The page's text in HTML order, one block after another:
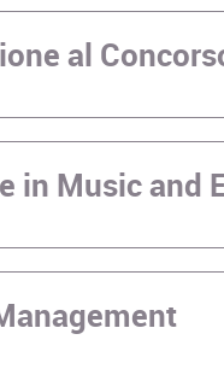
al
in Music and